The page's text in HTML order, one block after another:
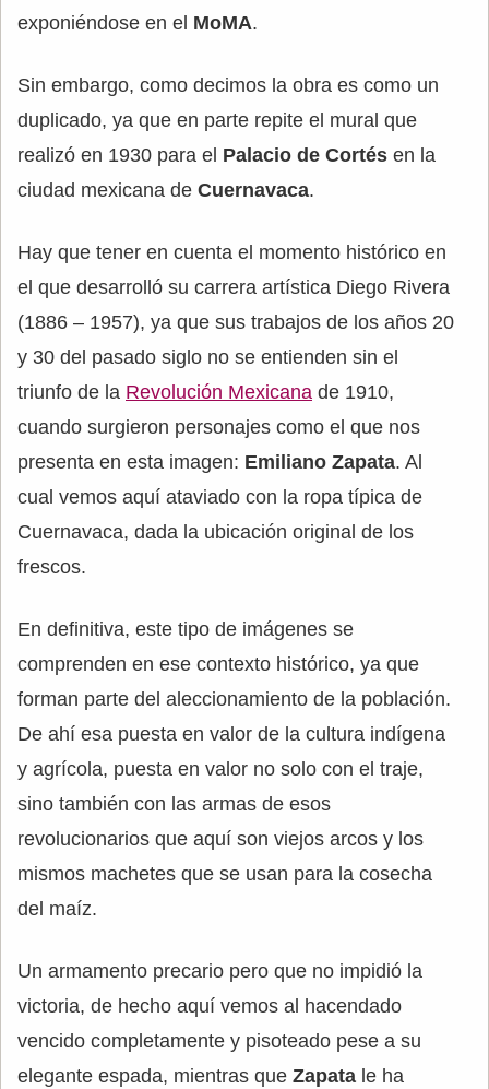
exponiéndose en el MoMA.
Sin embargo, como decimos la obra es como un
duplicado, ya que en parte repite el mural que
realizó en 1930 para el Palacio de Cortés en la
ciudad mexicana de Cuernavaca.
Hay que tener en cuenta el momento histórico en
el que desarrolló su carrera artística Diego Rivera
(1886 – 1957), ya que sus trabajos de los años 20
y 30 del pasado siglo no se entienden sin el
triunfo de la Revolución Mexicana de 1910,
cuando surgieron personajes como el que nos
presenta en esta imagen: Emiliano Zapata. Al
cual vemos aquí ataviado con la ropa típica de
Cuernavaca, dada la ubicación original de los
frescos.
En definitiva, este tipo de imágenes se
comprenden en ese contexto histórico, ya que
forman parte del aleccionamiento de la población.
De ahí esa puesta en valor de la cultura indígena
y agrícola, puesta en valor no solo con el traje,
sino también con las armas de esos
revolucionarios que aquí son viejos arcos y los
mismos machetes que se usan para la cosecha
del maíz.
Un armamento precario pero que no impidió la
victoria, de hecho aquí vemos al hacendado
vencido completamente y pisoteado pese a su
elegante espada, mientras que Zapata le ha